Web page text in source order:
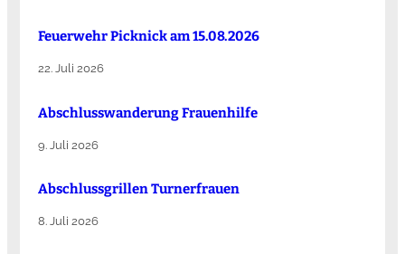
Feuerwehr Picknick am 15.08.2026
22. Juli 2026
Abschlusswanderung Frauenhilfe
9. Juli 2026
Abschlussgrillen Turnerfrauen
8. Juli 2026